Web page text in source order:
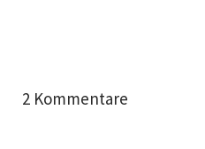
2 Kommentare